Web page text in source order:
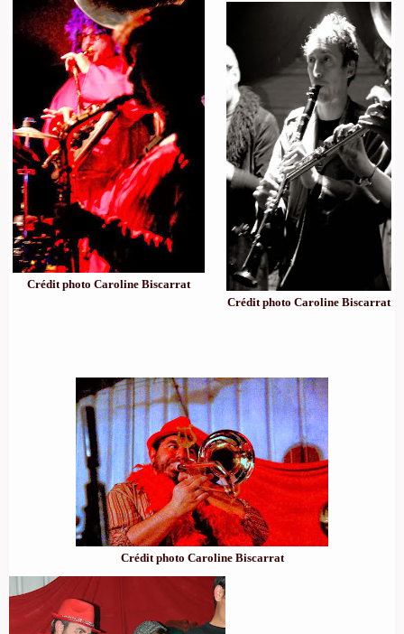
Crédit photo Caroline Biscarrat
Crédit photo Caroline Biscarrat
Crédit photo Caroline Biscarrat